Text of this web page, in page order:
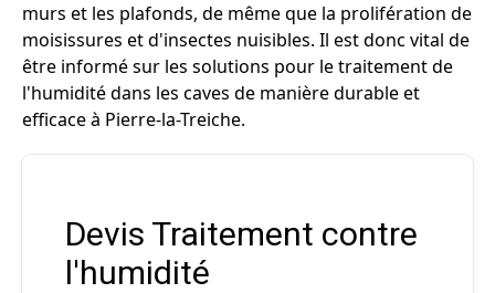
murs et les plafonds, de même que la prolifération de
moisissures et d'insectes nuisibles. Il est donc vital de
être informé sur les solutions pour le traitement de
l'humidité dans les caves de manière durable et
efficace à Pierre-la-Treiche.
Devis Traitement contre
l'humidité